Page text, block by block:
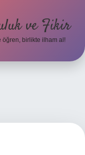
ve Fikir
öğren, birlikte ilham al!